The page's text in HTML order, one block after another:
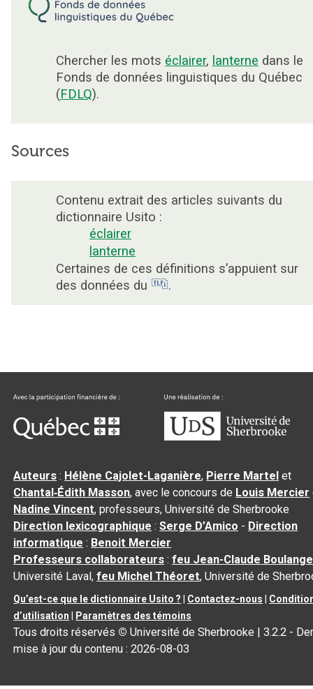
Chercher les mots éclairer, lanterne dans le
Fonds de données linguistiques du Québec
(FDLQ).
Sources
Contenu extrait des articles suivants du
dictionnaire Usito :
éclairer
lanterne
Certaines de ces définitions s’appuient sur
des données du
.
Auteurs : Hélène Cajolet-Laganière, Pierre Martel et
Chantal‑Édith Masson, avec le concours de Louis Mercier
Nadine Vincent, professeurs, Université de Sherbrooke
Direction lexicographique :Serge D’Amico - Direction
informatique : Benoit Mercier
Professeurs collaborateurs :feu Jean-Claude
Université Laval,feu Michel Théoret, Université de
Qu’est-ce que le dictionnaire Usito ? Contactez-nous
d’utilisation
Paramètres des témoins
Tous droits réservés © Université de Sherbrooke |3.2.2 -
mise à jour du contenu :2026-08-03